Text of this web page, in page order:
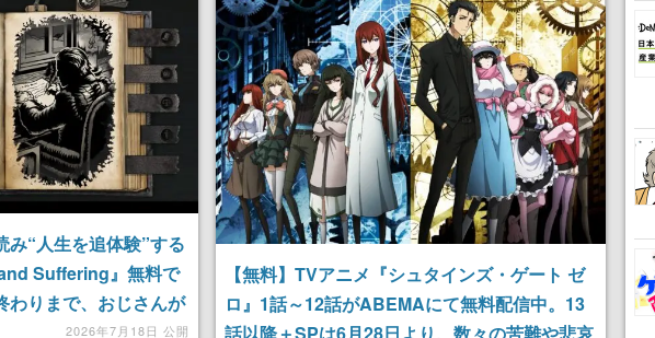
“人生を追体験”する
Suffering』無料で
わりまで、おじさんが
はプレイヤーの選択次
2026年7月18日 公開
【無料】TVアニメ『シュタインズ・ゲート ゼ
ロ』1話～12話がABEMAにて無料配信中。13
話以降＋SPは6月28日より、数々の苦難や悲哀